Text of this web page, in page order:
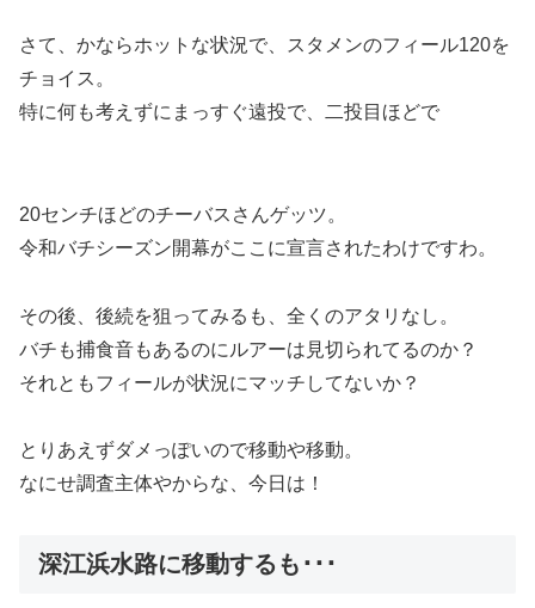
さて、かならホットな状況で、スタメンのフィール120を
チョイス。
特に何も考えずにまっすぐ遠投で、二投目ほどで
20センチほどのチーバスさんゲッツ。
令和バチシーズン開幕がここに宣言されたわけですわ。
その後、後続を狙ってみるも、全くのアタリなし。
バチも捕食音もあるのにルアーは見切られてるのか？
それともフィールが状況にマッチしてないか？
とりあえずダメっぽいので移動や移動。
なにせ調査主体やからな、今日は！
深江浜水路に移動するも･･･